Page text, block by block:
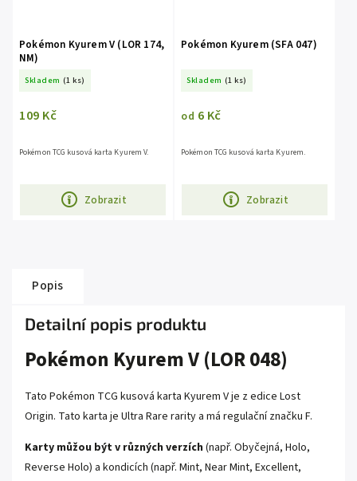
Pokémon Kyurem V (LOR 174,
NM)
Skladem (1 ks)
109 Kč
Zobrazit
Pokémon TCG kusová karta Kyurem V.
Pokémon Kyurem (SFA 047)
Skladem (1 ks)
od 6 Kč
Zobrazit
Pokémon TCG kusová karta Kyurem.
Popis
Detailní popis produktu
Pokémon Kyurem V (LOR 048)
Tato Pokémon TCG kusová karta Kyurem V je z edice Lost
Origin. Tato karta je Ultra Rare rarity a má regulační značku F.
Karty můžou být v různých verzích (např. Obyčejná, Holo,
Reverse Holo) a kondicích (např. Mint, Near Mint, Excellent,